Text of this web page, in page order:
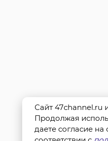
Сайт 47channel.ru
Продолжая
даете согласие